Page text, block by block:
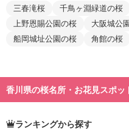
三春滝桜 千鳥ヶ淵緑道の桜
上野恩賜公園の桜
大阪城公
船岡城址公園の桜
角館の桜
香川県の桜名所・お花見スポッ
ランキングから探す